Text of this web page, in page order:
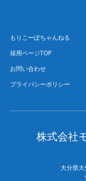
もりこーぽちゃんねる
採用ページTOP
お問い合わせ
プライバシーポリシー
株式会社
大分県